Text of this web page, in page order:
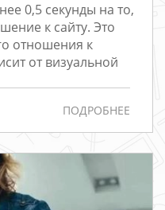
0,5 секунды на то,
к сайту. Это
отношения к
от визуальной
ПОДРОБНЕЕ